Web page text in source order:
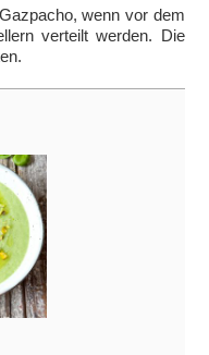
wenn vor dem
verteilt werden. Die